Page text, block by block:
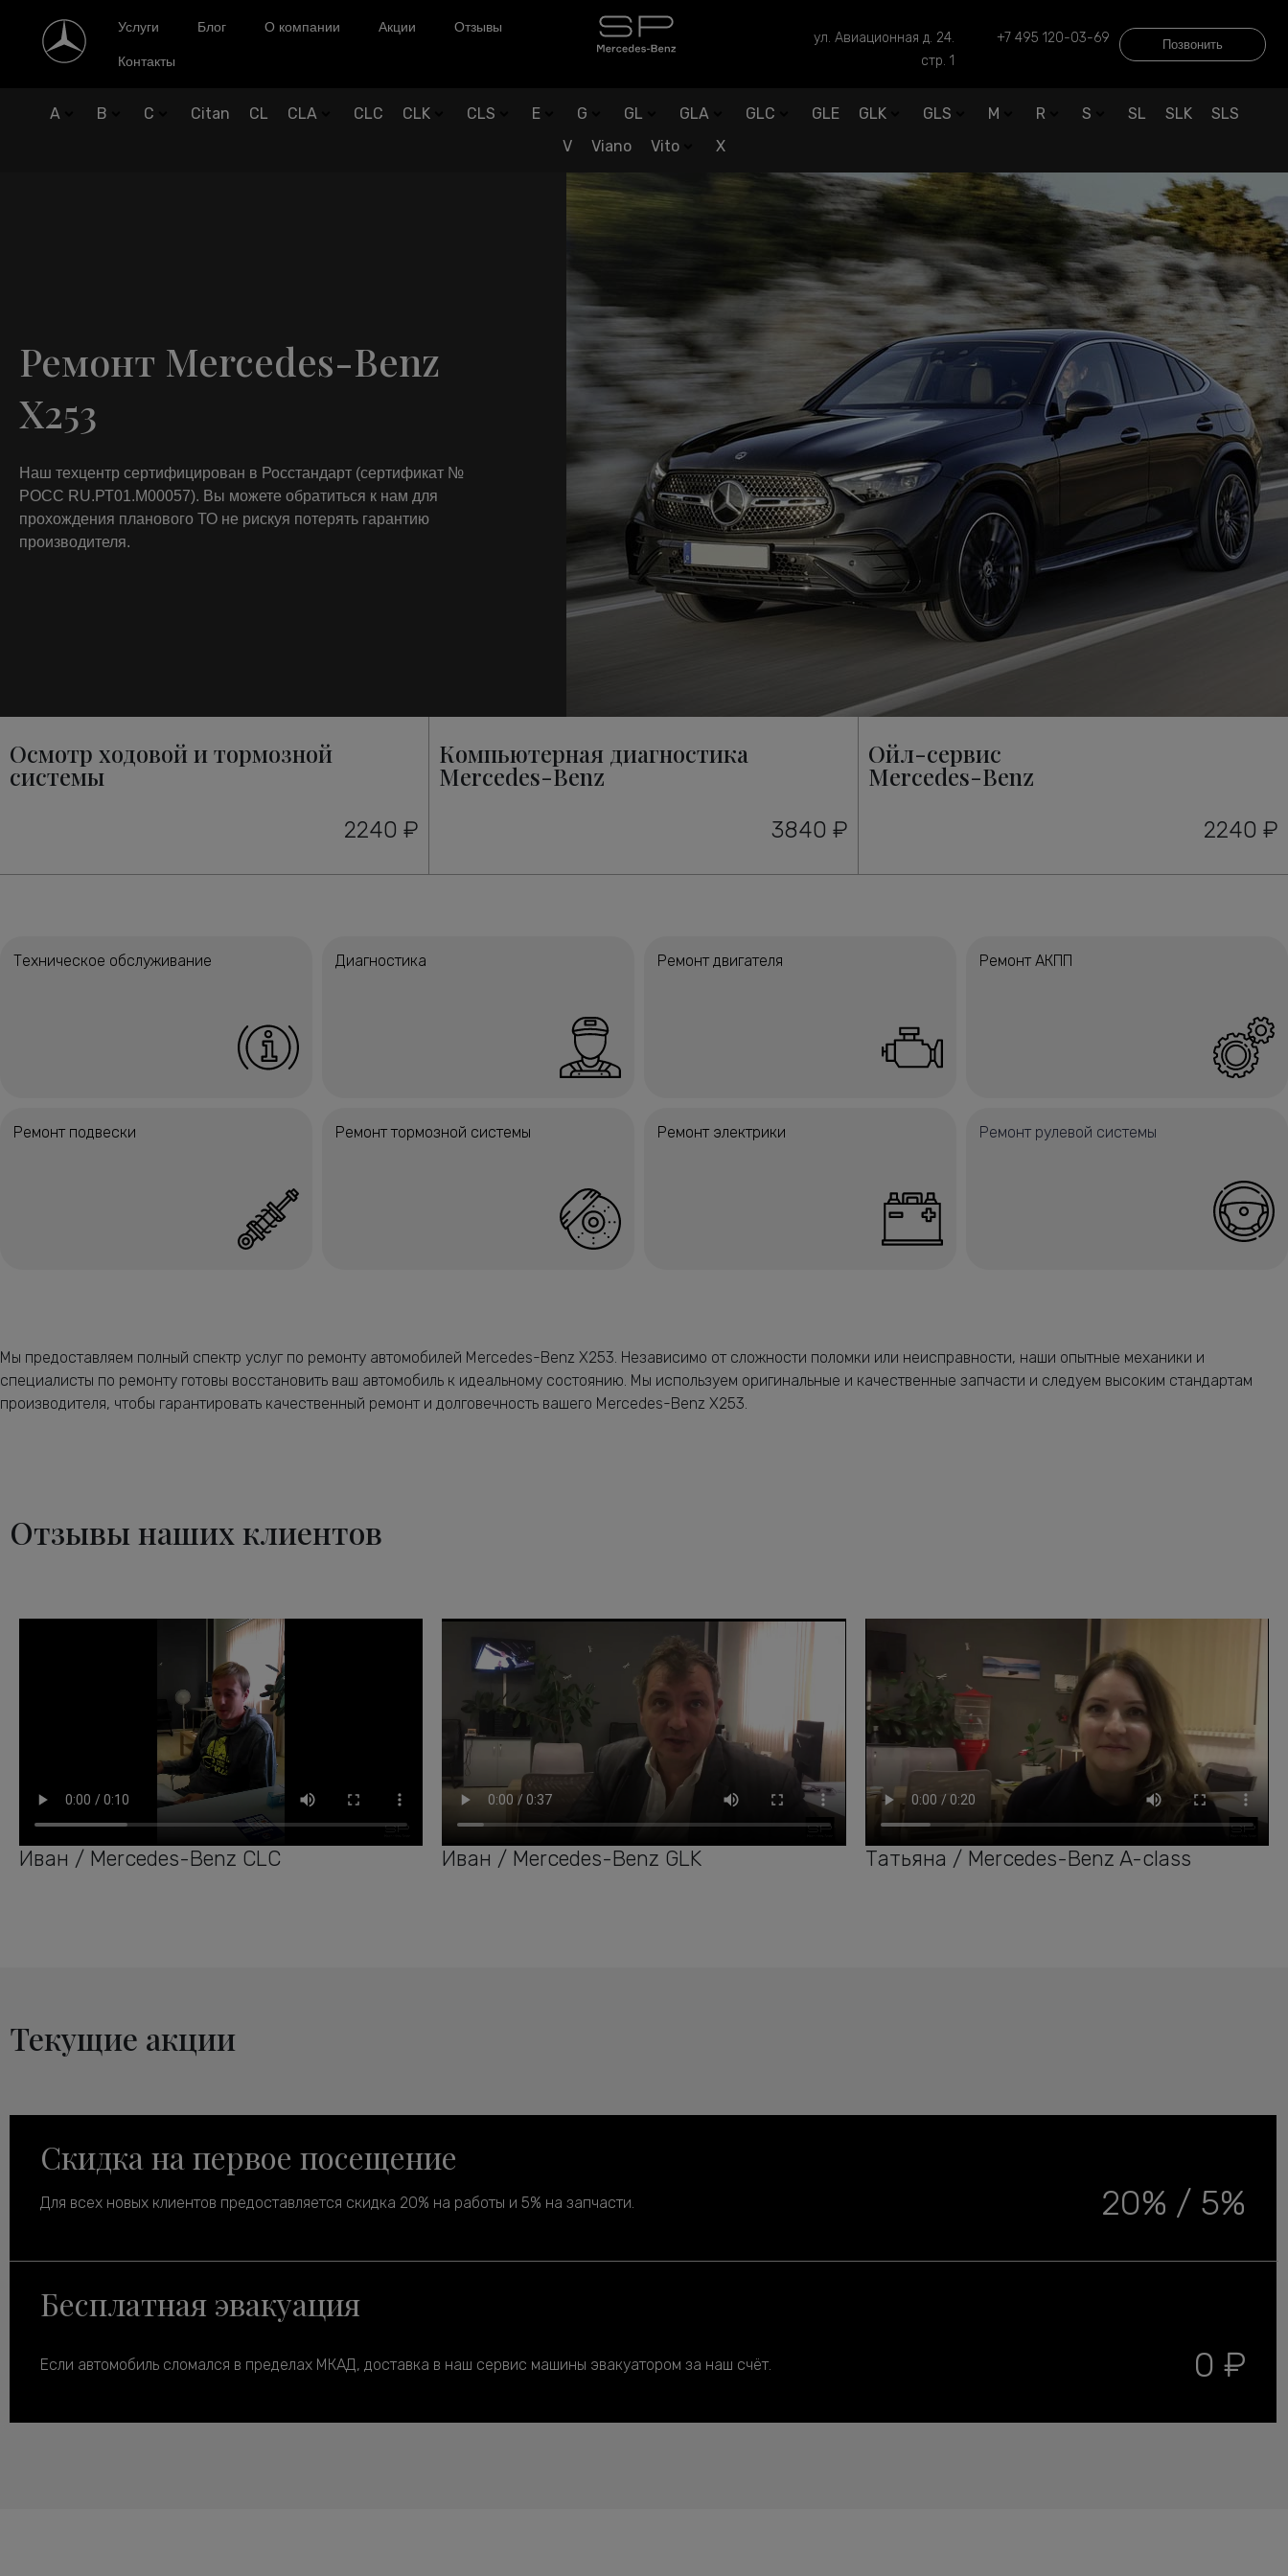
Услуги Блог О компании Акции Отзывы
Контакты
ул. Авиационная д. 24.
стр. 1
+7 495 120-03-69 Позвонить
A B C Citan CL CLA CLC CLK CLS E G GL GLA GLC GLE GLK GLS M R S SL SLK
SLS
V
Viano Vito X
Ремонт Mercedes-Benz
X253
Наш техцентр сертифицирован в Росстандарт (сертификат №
РОСС RU.РТ01.М00057). Вы можете обратиться к нам для
прохождения планового ТО не рискуя потерять гарантию
производителя.
Осмотр ходовой и тормозной
системы
2240 ₽
Компьютерная диагностика
Mercedes-Benz
3840 ₽
Ойл-сервис
Mercedes-Benz
2240 ₽
Техническое обслуживание Диагностика Ремонт двигателя Ремонт АКПП
Ремонт подвески Ремонт тормозной системы Ремонт электрики Ремонт рулевой системы
Мы предоставляем полный спектр услуг по ремонту автомобилей Mercedes-Benz X253. Независимо от сложности поломки или неисправности, наши опытные механики и
специалисты по ремонту готовы восстановить ваш автомобиль к идеальному состоянию. Мы используем оригинальные и качественные запчасти и следуем высоким стандартам
производителя, чтобы гарантировать качественный ремонт и долговечность вашего Mercedes-Benz X253.
Отзывы наших клиентов
Иван / Mercedes-Benz CLC Иван / Mercedes-Benz GLK Татьяна / Mercedes-Benz A-class
Текущие акции
Скидка на первое посещение
Для всех новых клиентов предоставляется скидка 20% на работы и 5% на запчасти. 20% / 5%
Бесплатная эвакуация
Если автомобиль сломался в пределах МКАД, доставка в наш сервис машины эвакуатором за наш счёт. 0 ₽